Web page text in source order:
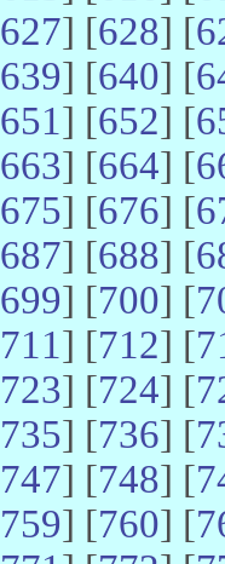
627] [628] [
639] [640] [
651] [652] [
663] [664] [
675] [676] [
687] [688] [
699] [700] [
711] [712] [
723] [724] [
735] [736] [
747] [748] [
759] [760] [